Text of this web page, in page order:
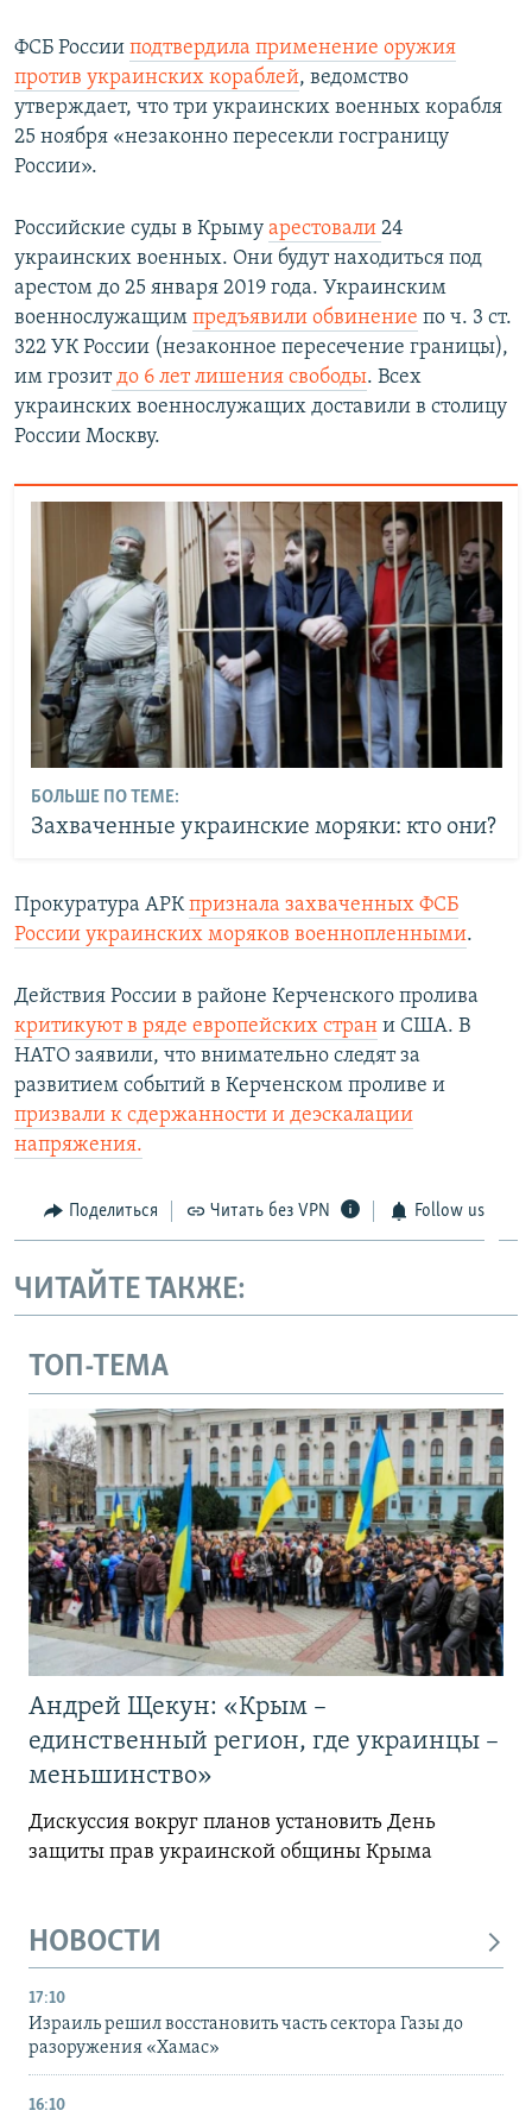
ФСБ России подтвердила применение оружия
против украинских кораблей, ведомство
утверждает, что три украинских военных корабля
25 ноября «незаконно пересекли госграницу
России».
Российские суды в Крыму арестовали 24
украинских военных. Они будут находиться под
арестом до 25 января 2019 года. Украинским
военнослужащим предъявили обвинение по ч. 3 ст.
322 УК России (незаконное пересечение границы),
им грозитдо 6 лет лишения свободы. Всех
украинских военнослужащих доставили в столицу
России Москву.​
БОЛЬШЕ ПО ТЕМЕ:
Захваченные украинские моряки: кто они?
Прокуратура АРКпризнала захваченных ФСБ
России украинских моряков военнопленными.
Действия России в районе Керченского пролива
критикуют в ряде европейских стран и США. В
НАТО заявили, что внимательно следят за
развитием событий в Керченском проливе и
призвали к сдержанности и деэскалации
напряжения.
Поделиться Читать без VPN Follow us
ЧИТАЙТЕ ТАКЖЕ:
ТОП-ТЕМА
Андрей Щекун: «Крым –
единственный регион, где украинцы –
меньшинство»
Дискуссия вокруг планов установить День
защиты прав украинской общины Крыма
НОВОСТИ
17:10
Израиль решил восстановить часть сектора Газы до
разоружения «Хамас»
16:10